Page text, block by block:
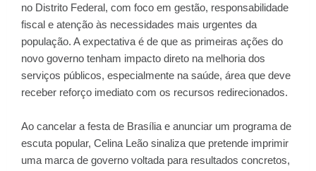
no Distrito Federal, com foco em gestão, responsabilidade
fiscal e atenção às necessidades mais urgentes da
população. A expectativa é de que as primeiras ações do
novo governo tenham impacto direto na melhoria dos
serviços públicos, especialmente na saúde, área que deve
receber reforço imediato com os recursos redirecionados.
Ao cancelar a festa de Brasília e anunciar um programa de
escuta popular, Celina Leão sinaliza que pretende imprimir
uma marca de governo voltada para resultados concretos,